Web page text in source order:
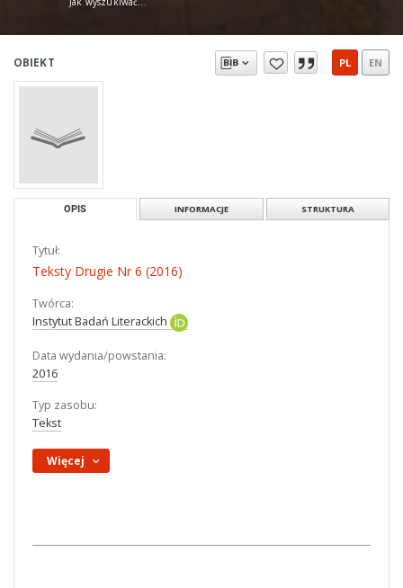
OBIEKT PL EN
OPIS INFORMACJE STRUKTURA
Tytuł:
Teksty Drugie Nr 6 (2016)
Twórca:
Instytut Badań Literackich
Data wydania/powstania:
2016
Typ zasobu:
Tekst
Więcej